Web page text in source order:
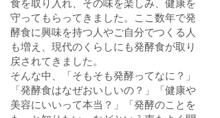
食を取り入れ、その味を楽しみ、健康を
守ってもらってきました。ここ数年で発
酵食に興味を持つ人やご自分でつくる人
も増え、現代のくらしにも発酵食が取り
戻されてきました。
そんな中、「そもそも発酵ってなに？」
「発酵食はなぜおいしいの？」「健康や
美容にいいって本当？」「発酵のことを